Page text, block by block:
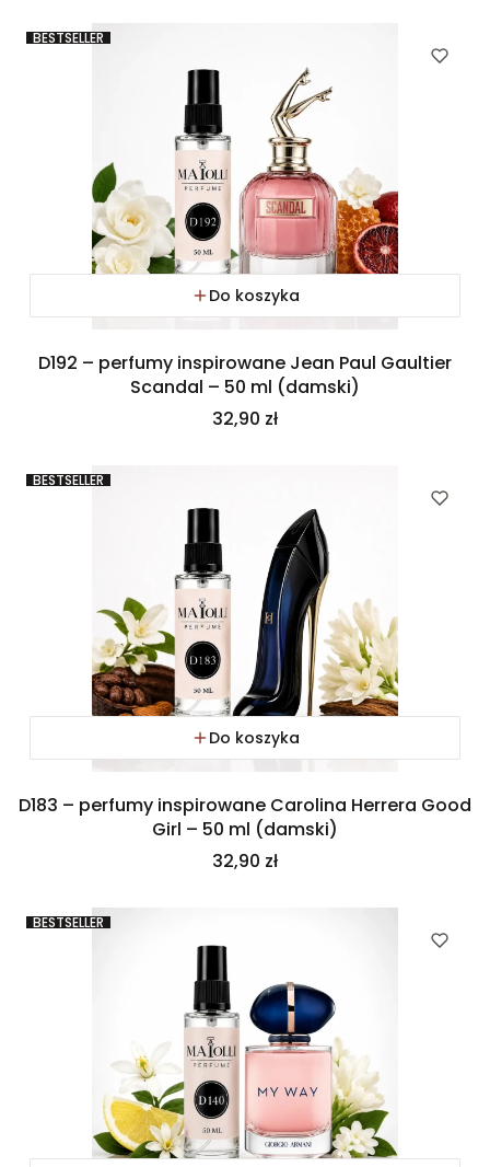
BESTSELLER
Do koszyka
D192 – perfumy inspirowane Jean Paul Gaultier
Scandal – 50 ml (damski)
Cena
32,90 zł
BESTSELLER
Do koszyka
D183 – perfumy inspirowane Carolina Herrera Good
Girl – 50 ml (damski)
Cena
32,90 zł
BESTSELLER